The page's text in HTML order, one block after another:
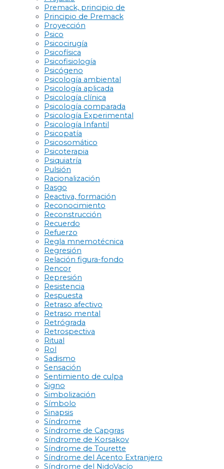
Premack, principio de
Principio de Premack
Proyección
Psico
Psicocirugía
Psicofísica
Psicofisiología
Psicógeno
Psicología ambiental
Psicología aplicada
Psicología clínica
Psicología comparada
Psicología Experimental
Psicología Infantil
Psicopatía
Psicosomático
Psicoterapia
Psiquiatría
Pulsión
Racionalización
Rasgo
Reactiva, formación
Reconocimiento
Reconstrucción
Recuerdo
Refuerzo
Regla mnemotécnica
Regresión
Relación figura-fondo
Rencor
Represión
Resistencia
Respuesta
Retraso afectivo
Retraso mental
Retrógrada
Retrospectiva
Ritual
Rol
Sadismo
Sensación
Sentimiento de culpa
Signo
Simbolización
Símbolo
Sinapsis
Síndrome
Síndrome de Capgras
Síndrome de Korsakov
Síndrome de Tourette
Síndrome del Acento Extranjero
Síndrome del NidoVacío